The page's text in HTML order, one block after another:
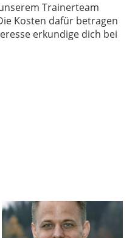
Trainerteam
Kosten dafür betragen
erkundige dich bei